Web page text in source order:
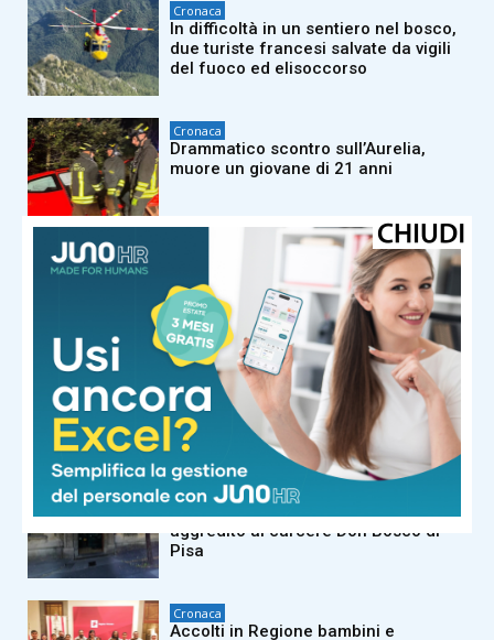
Cronaca
In difficoltà in un sentiero nel bosco,
due turiste francesi salvate da vigili
del fuoco ed elisoccorso
Cronaca
Drammatico scontro sull’Aurelia,
muore un giovane di 21 anni
Resta schiacciato mentre lavora a un
impianto fotovoltaico: grave operaio
Cronaca
Fiamme all’impianto di Gpl: ustionato
proprietario di un camper
Cronaca
aggredito al carcere Don Bosco di
Pisa
Cronaca
Accolti in Regione bambini e